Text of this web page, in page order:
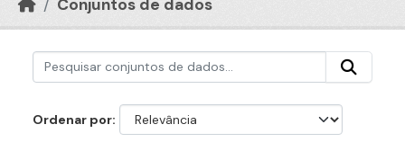
Conjuntos de dados
Ordenar por